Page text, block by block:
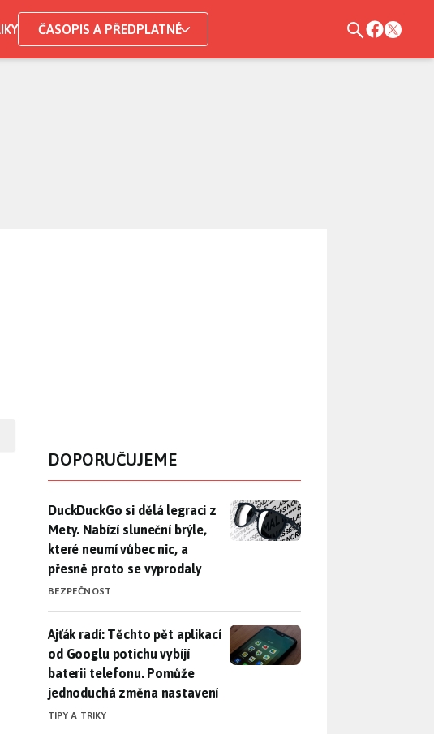
ČASOPIS A PŘEDPLATNÉ
DOPORUČUJEME
DuckDuckGo si dělá legraci z Mety. Nabízí sluneční brýle, které
DuckDuckGo si dělá legraci z
Mety. Nabízí sluneční brýle,
které neumí vůbec nic, a
přesně proto se vyprodaly
BEZPEČNOST
Ajťák radí: Těchto pět aplikací od Googlu potichu vybíjí baterii
Ajťák radí: Těchto pět aplikací
od Googlu potichu vybíjí
baterii telefonu. Pomůže
jednoduchá změna nastavení
TIPY A TRIKY